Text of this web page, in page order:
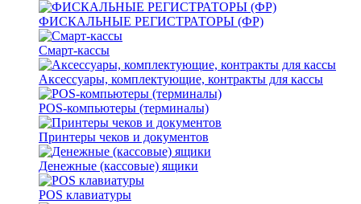
ФИСКАЛЬНЫЕ РЕГИСТРАТОРЫ (ФР)
Смарт-кассы
Аксессуары, комплектующие, контракты для кассы
POS-компьютеры (терминалы)
Принтеры чеков и документов
Денежные (кассовые) ящики
POS клавиатуры